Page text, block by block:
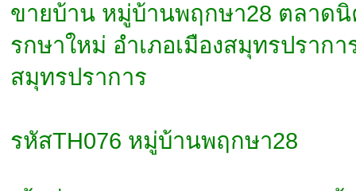
ขายบ้าน หมู่บ้านพฤกษา28 ตลาด
รกษาใหม่ อำเภอเมืองสมุทรปรากา
สมุทรปราการ
รหัสTH076 หมู่บ้านพฤกษา28